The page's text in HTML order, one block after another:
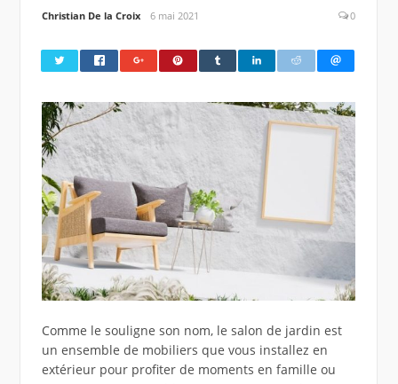
Christian De la Croix 6 mai 2021 0
Comme le souligne son nom, le salon de jardin est
un ensemble de mobiliers que vous installez en
extérieur pour profiter de moments en famille ou